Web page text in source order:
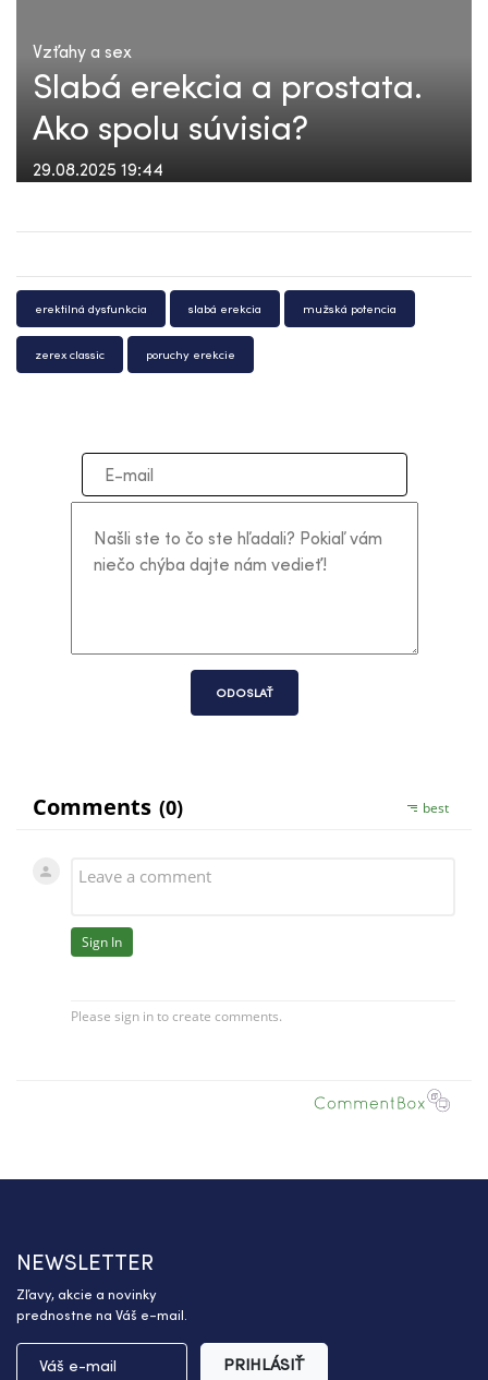
Vzťahy a sex
Slabá erekcia a prostata.
Ako spolu súvisia?
29.08.2025 19:44
erektilná dysfunkcia slabá erekcia mužská potencia
zerex classic poruchy erekcie
ODOSLAŤ
NEWSLETTER
Zľavy, akcie a novinky
prednostne na Váš e-mail.
PRIHLÁSIŤ